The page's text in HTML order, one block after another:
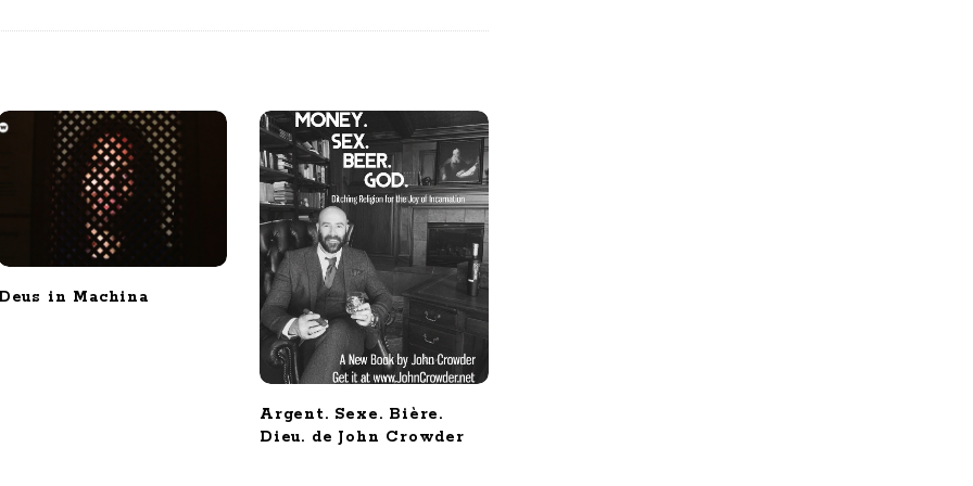
Deus in Machina
Argent. Sexe. Bière.
Dieu. de John Crowder